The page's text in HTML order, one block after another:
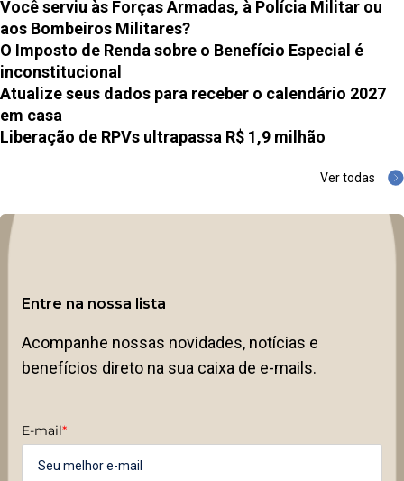
Você serviu às Forças Armadas, à Polícia Militar ou
aos Bombeiros Militares?
O Imposto de Renda sobre o Benefício Especial é
inconstitucional
Atualize seus dados para receber o calendário 2027
em casa
Liberação de RPVs ultrapassa R$ 1,9 milhão
Ver todas
Entre na nossa lista
Acompanhe nossas novidades, notícias e
benefícios direto na sua caixa de e-mails.
E-mail*